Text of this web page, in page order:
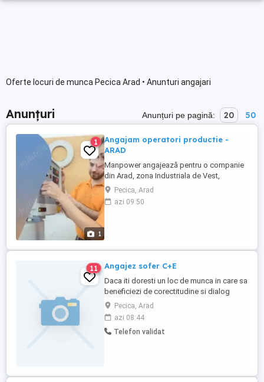
Oferte locuri de munca Pecica Arad • Anunturi angajari
Anunțuri Anunțuri pe pagină: 20 50
1
1
Angajam operatori productie -
ARAD
Manpower angajează pentru o companie
din Arad, zona Industriala de Vest,
operatori asamblare si operatori SMT.
Oferta: - Salariu pentru operator
asamblare 4370 lei Brut; - Salariu pentru
Pecica, Arad
azi 09:50
11 Angajez sofer C+E
Daca iti doresti un loc de munca in care sa
beneficiezi de corectitudine si dialog
deschis pe langa un venit predictibil si
bonusuri, daca vrei sa ai aproape o echipa
de peste 100 colegi, daca a lucra pe
camioane de ultima generatie este
Pecica, Arad
azi 08:44
Telefon validat